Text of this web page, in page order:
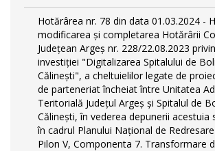
Hotărârea nr. 78 din data 01.03.2024 -
modificarea și completarea Hotărârii
Județean Argeș nr. 228/22.08.2023
investiției "Digitalizarea Spitalului de
Călinești", a cheltuielilor legate de
de parteneriat încheiat între Unitatea
Teritorială Județul Argeș și Spitalul de
Călinești, în vederea depunerii acestuia
în cadrul Planului Național de
Pilon V, Componenta 7. Transformare